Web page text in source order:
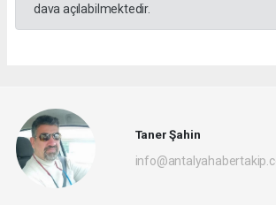
dava açılabilmektedir.
Taner Şahin